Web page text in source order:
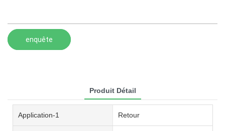
enquête
Produit Détail
Application-1 Retour